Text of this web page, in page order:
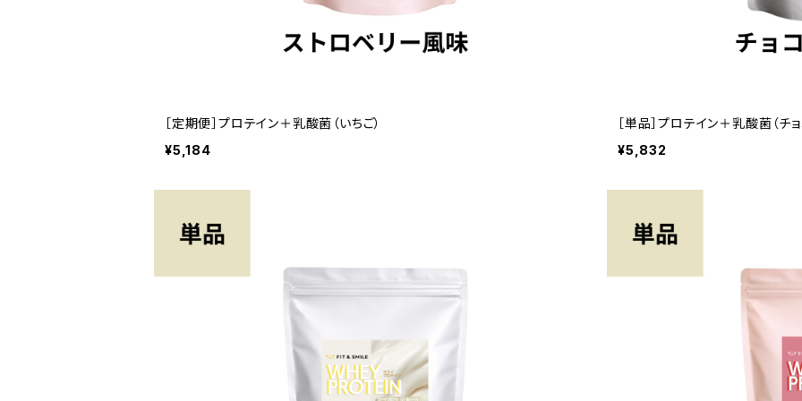
［定期便］プロテイン＋乳酸菌（いちご）
¥5,184
［単品］プロテイン＋乳酸菌（チョ
¥5,832